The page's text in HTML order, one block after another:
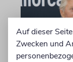
Auf dieser
Zwecken und